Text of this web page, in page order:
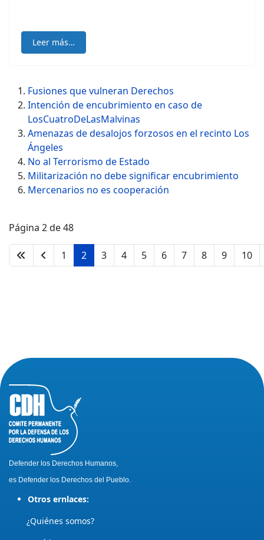
Leer más…
Fusiones que vulneran Derechos
Intención de encubrimiento en caso de
LosCuatroDeLasMalvinas
Amenazas de desalojos forzosos en el recinto Los
Ángeles
No al Terrorismo de Estado
Militarización no debe significar encubrimiento
Mercenarios no es cooperación
Página 2 de 48
1 2 3 4 5 6 7 8 9 10
Defender los Derechos Humanos,
es Defender los Derechos del Pueblo.
Otros ernlaces:
¿Quiénes somos?